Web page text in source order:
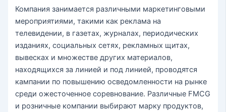
Компания занимается различными маркетинговыми
мероприятиями, такими как реклама на
телевидении, в газетах, журналах, периодических
изданиях, социальных сетях, рекламных щитах,
вывесках и множестве других материалов,
находящихся за линией и под линией, проводятся
кампании по повышению осведомленности на рынке
среди ожесточенное соревнование. Различные FMCG
и розничные компании выбирают марку продуктов,